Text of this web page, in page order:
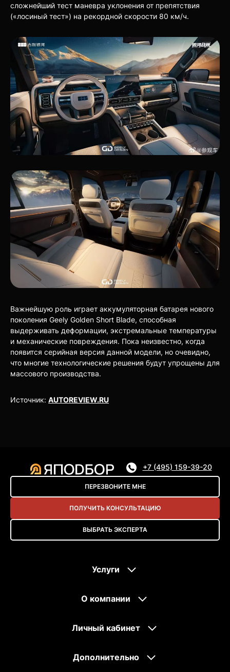
сложнейший тест маневра уклонения от препятствия
(«лосиный тест») на рекордной скорости 80 км/ч.
Важнейшую роль играет аккумуляторная батарея нового
поколения Geely Golden Short Blade, способная
выдерживать деформации, экстремальные температуры
и механические повреждения. Пока неизвестно, когда
появится серийная версия данной модели, но очевидно,
что многие технологические решения будут упрощены для
массового производства.
Источник: AUTOREVIEW.RU
+7 (495) 159-39-20
ПЕРЕЗВОНИТЕ МНЕ
ПОЛУЧИТЬ КОНСУЛЬТАЦИЮ
ВЫБРАТЬ ЭКСПЕРТА
Услуги
О компании
Личный кабинет
Дополнительно